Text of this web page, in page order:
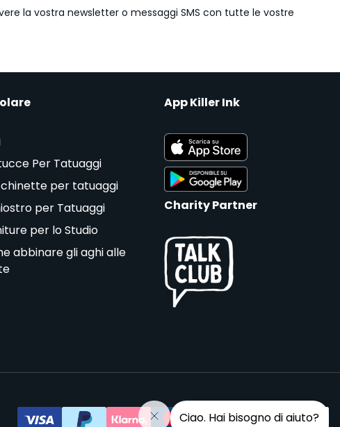
Ciao. Hai bisogno di aiuto?
la vostra newsletter o messaggi SMS con tutte le vostre
Per Tatuaggi
per tatuaggi
per Tatuaggi
per lo Studio
abbinare gli aghi alle
App Killer Ink
Charity Partner